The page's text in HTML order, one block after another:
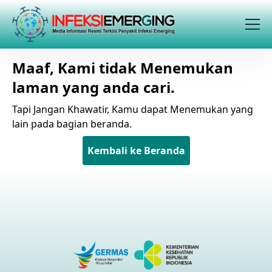
Maaf, Kami tidak Menemukan
laman yang anda cari.
Tapi Jangan Khawatir, Kamu dapat Menemukan yang
lain pada bagian beranda.
Kembali ke Beranda